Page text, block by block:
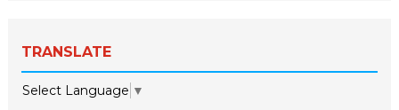
TRANSLATE
Select Language ▼